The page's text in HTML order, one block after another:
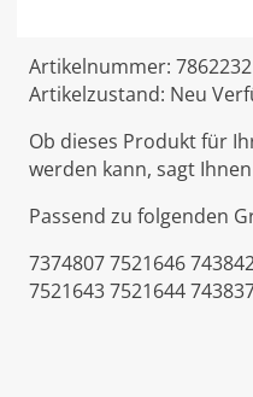
Artikelnummer: 7862232
Artikelzustand: Neu
Ob dieses Produkt für
werden kann, sagt
Passend zu folgenden
7374807 7521646
7521643 7521644